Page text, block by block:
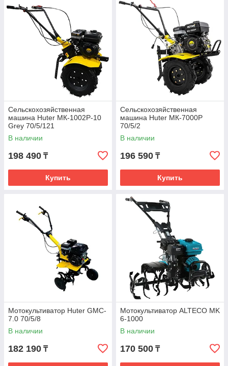
Сельскохозяйственная
машина Huter МК-1002Р-10
Grey 70/5/121
В наличии
198 490 ₸
Купить
Сельскохозяйственная
машина Huter МК-7000P
70/5/2
В наличии
196 590 ₸
Купить
Мотокультиватор Huter GMC-
7.0 70/5/8
В наличии
182 190 ₸
Мотокультиватор ALTECO MK
6-1000
В наличии
170 500 ₸